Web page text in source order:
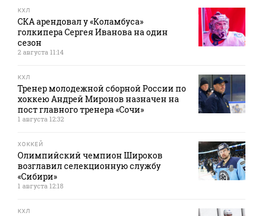
КХЛ
СКА арендовал у «Коламбуса»
голкипера Сергея Иванова на один
сезон
2 августа 11:14
КХЛ
Тренер молодежной сборной России по
хоккею Андрей Миронов назначен на
пост главного тренера «Сочи»
1 августа 12:32
ХОККЕЙ
Олимпийский чемпион Широков
возглавил селекционную службу
«Сибири»
1 августа 12:18
КХЛ